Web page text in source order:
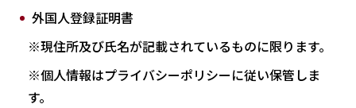
外国人登録証明書
※現住所及び氏名が記載されているものに限ります。
※個人情報はプライバシーポリシーに従い保管しま
す。